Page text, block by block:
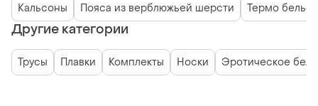
Кальсоны Пояса из верблюжьей шерсти Термо белье
Другие категории
Трусы Плавки Комплекты Носки Эротическое